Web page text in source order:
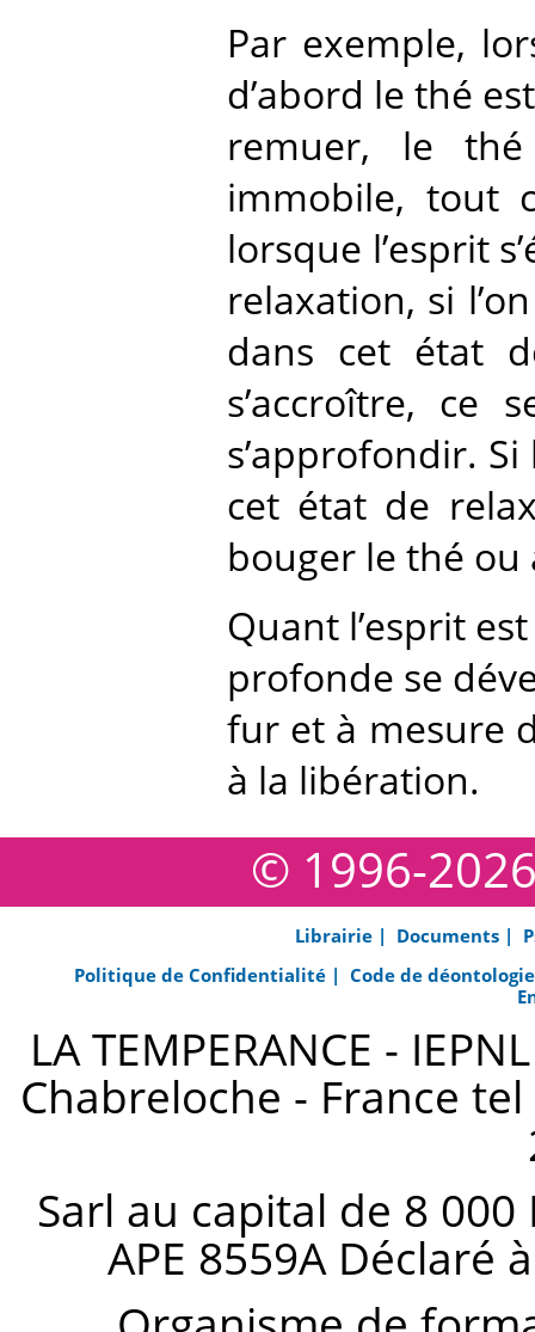
Par exemple,
d’abord le thé
remuer, le
immobile, tout
lorsque l’esprit
relaxation, si
dans cet état
s’accroître, ce
s’approfondir.
cet état de
bouger le thé ou
Quant l’esprit
profonde se
fur et à mesure
à la libération.
© 1996-2026
Librairie | Documents |
Politique de Confidentialité | Code de
LA TEMPERANCE -
Chabreloche - France
Sarl au capital de 8 000
APE 8559A Déclaré